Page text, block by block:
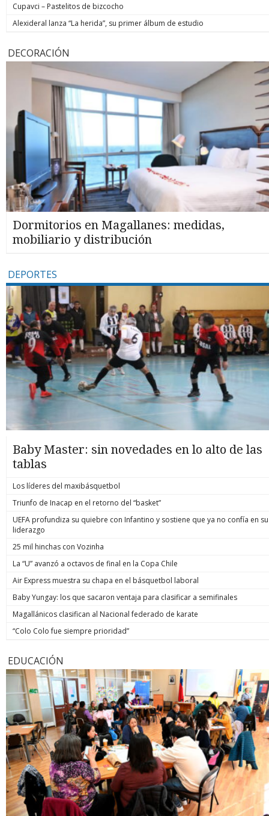
Cupavci – Pastelitos de bizcocho
Alexideral lanza “La herida”, su primer álbum de estudio
DECORACIÓN
Dormitorios en Magallanes: medidas,
mobiliario y distribución
DEPORTES
Baby Master: sin novedades en lo alto de las
tablas
Los líderes del maxibásquetbol
Triunfo de Inacap en el retorno del “basket”
UEFA profundiza su quiebre con Infantino y sostiene que ya no confía en su
liderazgo
25 mil hinchas con Vozinha
La “U” avanzó a octavos de final en la Copa Chile
Air Express muestra su chapa en el básquetbol laboral
Baby Yungay: los que sacaron ventaja para clasificar a semifinales
Magallánicos clasifican al Nacional federado de karate
“Colo Colo fue siempre prioridad”
EDUCACIÓN